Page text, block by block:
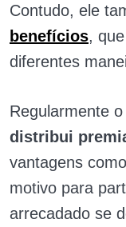
Contudo, ele
benefícios,
diferentes
Regularmente o
distribui
vantagens como
motivo para
arrecadado se